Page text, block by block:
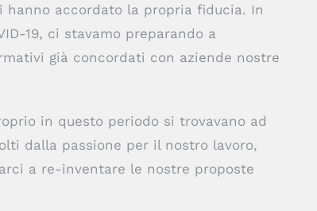
accordato la propria fiducia. In
19, ci stavamo preparando a
già concordati con aziende nostre
in questo periodo si trovavano ad
dalla passione per il nostro lavoro,
a re-inventare le nostre proposte